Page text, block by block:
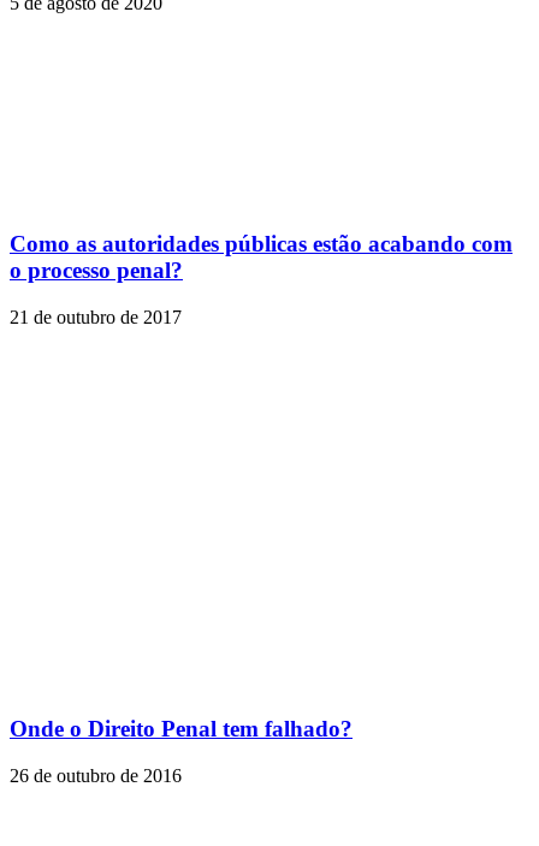
Como as autoridades públicas estão acabando com
o processo penal?
21 de outubro de 2017
Onde o Direito Penal tem falhado?
26 de outubro de 2016